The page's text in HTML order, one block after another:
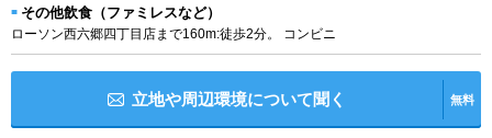
その他飲食（ファミレスなど）
ローソン西六郷四丁目店まで160m:徒歩2分。 コンビニ
立地や周辺環境について聞く 無料